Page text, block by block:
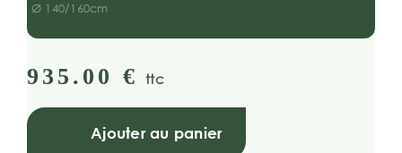
Ø 140/160cm
935.00 € ttc
Ajouter au panier